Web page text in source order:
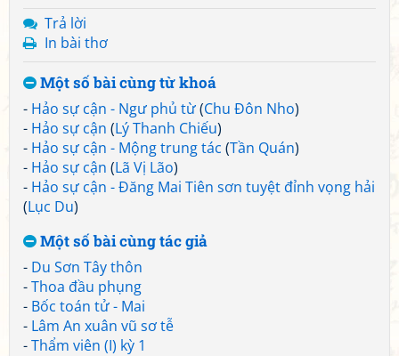
Trả lời
In bài thơ
Một số bài cùng từ khoá
- Hảo sự cận - Ngư phủ từ(Chu Đôn Nho)
- Hảo sự cận (Lý Thanh Chiếu)
- Hảo sự cận - Mộng trung tác (Tần Quán)
- Hảo sự cận (Lã Vị Lão)
- Hảo sự cận - Đăng Mai Tiên sơn tuyệt đỉnh vọng hải
(Lục Du)
Một số bài cùng tác giả
- Du Sơn Tây thôn
-Thoa đầu phụng
- Bốc toán tử - Mai
- Lâm An xuân vũ sơ tễ
-Thẩm viên (I) kỳ 1